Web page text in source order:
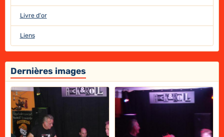
Livre d'or
Liens
Dernières images